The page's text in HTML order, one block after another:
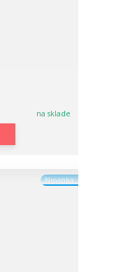
na sklade
Novinka